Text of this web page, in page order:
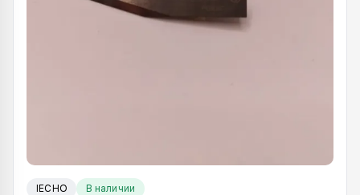
IECHO В наличии